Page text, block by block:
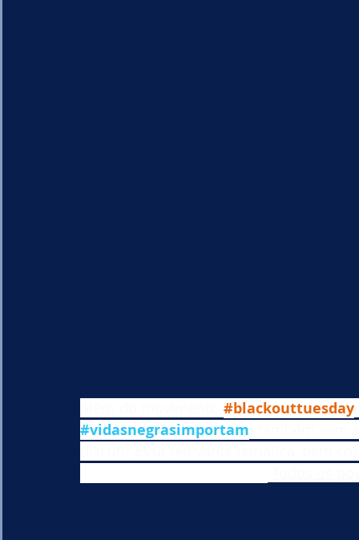
#blackouttuesday
#vidasnegrasimportam